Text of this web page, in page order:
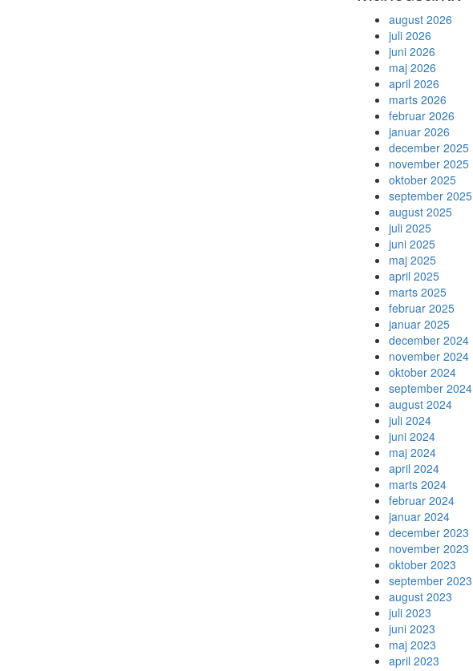
august 2026
juli 2026
juni 2026
maj 2026
april 2026
marts 2026
februar 2026
januar 2026
december 2025
november 2025
oktober 2025
september 2025
august 2025
juli 2025
juni 2025
maj 2025
april 2025
marts 2025
februar 2025
januar 2025
december 2024
november 2024
oktober 2024
september 2024
august 2024
juli 2024
juni 2024
maj 2024
april 2024
marts 2024
februar 2024
januar 2024
december 2023
november 2023
oktober 2023
september 2023
august 2023
juli 2023
juni 2023
maj 2023
april 2023